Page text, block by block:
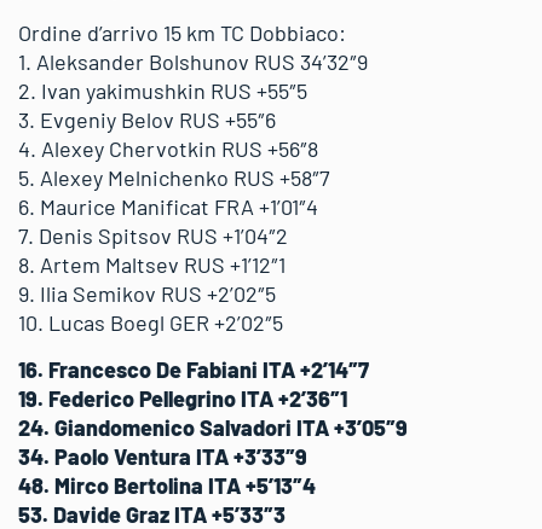
Ordine d’arrivo 15 km TC Dobbiaco:
1. Aleksander Bolshunov RUS 34’32″9
2. Ivan yakimushkin RUS +55″5
3. Evgeniy Belov RUS +55″6
4. Alexey Chervotkin RUS +56″8
5. Alexey Melnichenko RUS +58″7
6. Maurice Manificat FRA +1’01″4
7. Denis Spitsov RUS +1’04″2
8. Artem Maltsev RUS +1’12″1
9. Ilia Semikov RUS +2’02″5
10. Lucas Boegl GER +2’02″5
16. Francesco De Fabiani ITA +2’14″7
19. Federico Pellegrino ITA +2’36″1
24. Giandomenico Salvadori ITA +3’05″9
34. Paolo Ventura ITA +3’33″9
48. Mirco Bertolina ITA +5’13″4
53. Davide Graz ITA +5’33″3